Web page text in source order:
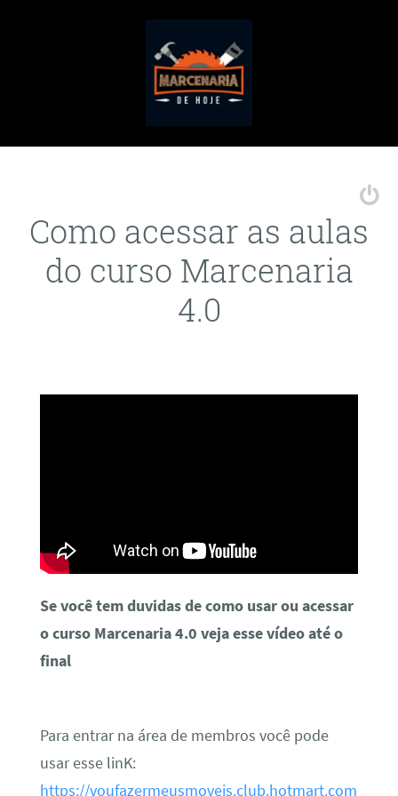
Como acessar as aulas
do curso Marcenaria
4.0
Se você tem duvidas de como usar ou acessar
o curso Marcenaria 4.0 veja esse vídeo até o
final
Para entrar na área de membros você pode
usar esse linK:
https://voufazermeusmoveis.club.hotmart.com